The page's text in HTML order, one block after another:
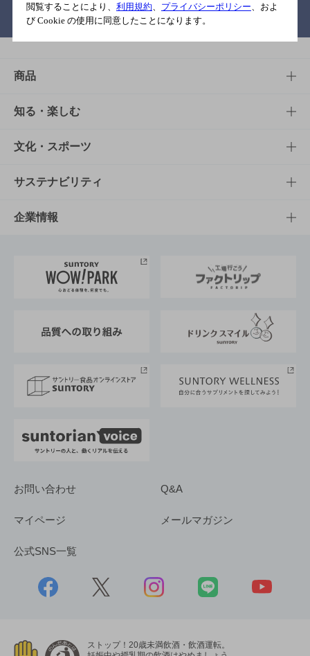
バー検索サイト［BAR-NAVI］
商品
商品TOP
商品一覧
商品発売情報
栄養成分一覧
知る・楽しむ
知る・楽しむTOP
キャンペーン
工場見学
地域情報
文化・スポーツ
文化・スポーツTOP
サントリーホール
サントリーサンバーズ大阪
サステナビリティ
サステナビリティTOP
サントリーが考えるサステナビリティ経営
企業情報
企業概要
採用情報
お問い合わせ Q&A
マイページ メールマガジン
公式SNS一覧
ストップ！20歳未満飲酒・飲酒運転。
閲覧することにより、 利用規約 プライバシーポリシー 、およ
び Cookie の使用に同意したことになります。